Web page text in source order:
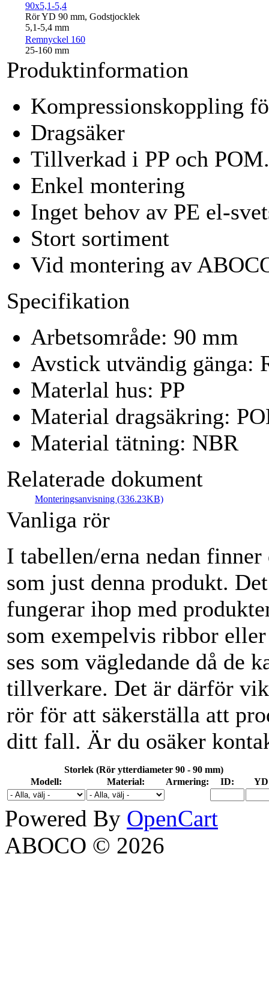
90x5,1-5,4
Rör YD 90 mm, Godstjocklek
5,1-5,4 mm
Remnyckel 160
25-160 mm
Produktinformation
Kompressionskoppling
Dragsäker
Tillverkad i PP och
Enkel montering
Inget behov av PE el-
Stort sortiment
Vid montering av
Specifikation
Arbetsområde: 90 mm
Avstick utvändig gänga:
Materlal hus: PP
Material dragsäkring:
Material tätning: NBR
Relaterade dokument
Monteringsanvisning (336.23KB)
Vanliga rör
I tabellen/erna nedan
som just denna produkt.
fungerar ihop med
som exempelvis ribbor
ses som vägledande då de
tillverkare. Det är därför
rör för att säkerställa att
ditt fall. Är du osäker
Storlek (Rör ytterdiameter 90 - 90 mm)
Modell:
Material: Armering: ID:
Powered By OpenCart
ABOCO © 2026